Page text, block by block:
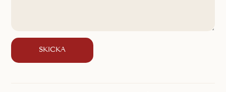
SKICKA